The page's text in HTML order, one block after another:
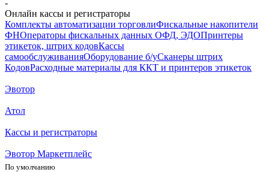
-
Онлайн кассы и регистраторы
Комплекты автоматизации торговлиФискальные накопители
ФНОператоры фискальных данных ОФД, ЭДОПринтеры
этикеток, штрих кодовКассы
самообслуживанияОборудование б/уСканеры штрих
КодовРасходные материалы для ККТ и принтеров этикеток
Эвотор
Атол
Кассы и регистраторы
Эвотор Маркетплейс
По умолчанию